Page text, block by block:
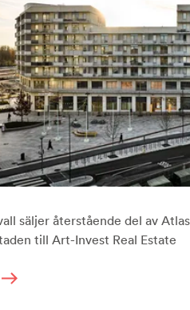
säljer återstående del av
till Art-Invest Real Estate